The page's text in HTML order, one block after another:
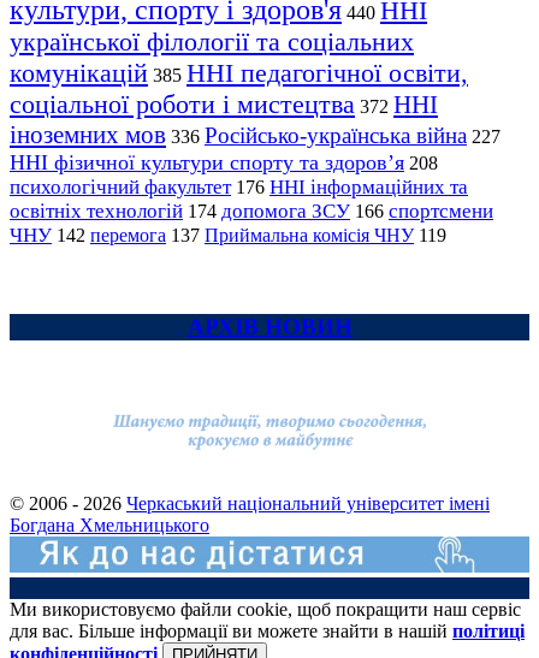
культури, спорту і здоров'я 440 ННІ
української філології та соціальних
комунікацій 385 ННІ педагогічної освіти,
соціальної роботи і мистецтва 372 ННІ
іноземних мов 336 Російсько-українська війна 227
ННІ фізичної культури спорту та здоров’я 208
психологічний факультет 176 ННІ інформаційних та
освітніх технологій 174 допомога ЗСУ 166 спортсмени
ЧНУ 142 перемога 137 Приймальна комісія ЧНУ 119
АРХІВ НОВИН
© 2006 - 2026 Черкаський національний університет імені
Богдана Хмельницького
Ми використовуємо файли cookie, щоб покращити наш сервіс
для вас. Більше інформації ви можете знайти в нашій політиці